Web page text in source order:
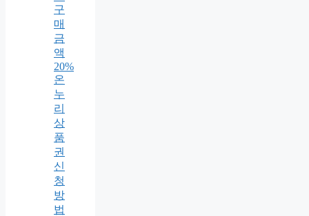
구
매
금
액
20%
온
누
리
상
품
권
신
청
방
법